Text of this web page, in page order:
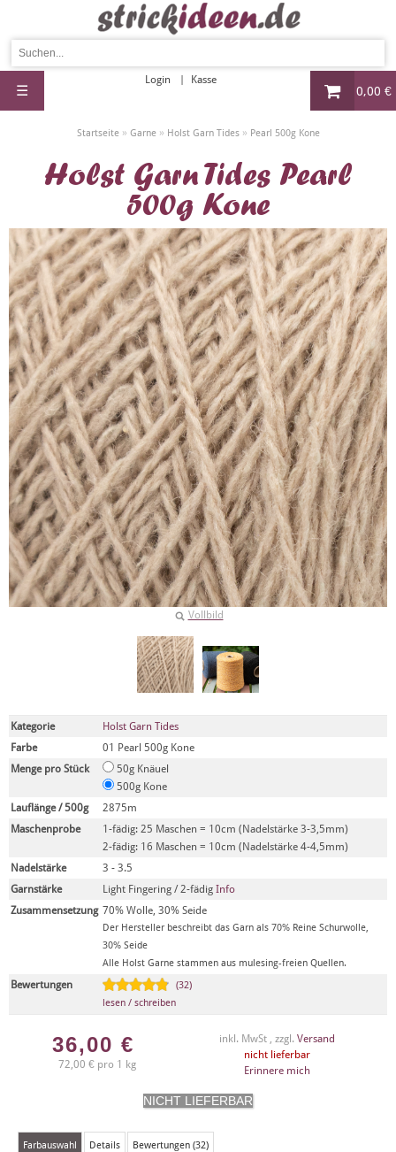
0,00 €
Login Kasse
☰
Startseite» Garne» Holst Garn Tides» Pearl 500g Kone
Holst Garn Tides Pearl
500g Kone
Vollbild
Kategorie
Holst Garn Tides
Farbe
01 Pearl 500g Kone
Menge pro Stück
50g Knäuel
500g Kone
Lauflänge / 500g
2875m
Maschenprobe
1-fädig: 25 Maschen = 10cm (Nadelstärke 3-3,5mm)
2-fädig: 16 Maschen = 10cm (Nadelstärke 4-4,5mm)
Nadelstärke
3 - 3.5
Garnstärke
Light Fingering / 2-fädig Info
Zusammensetzung 70% Wolle, 30% Seide
Der Hersteller beschreibt das Garn als 70% Reine Schurwolle,
30% Seide
Alle Holst Garne stammen aus mulesing-freien Quellen.
Bewertungen
(32)
lesen / schreiben
36,00 €
72,00 € pro 1 kg
inkl. MwSt , zzgl. Versand
nicht lieferbar
Erinnere mich
Farbauswahl Details Bewertungen (32)